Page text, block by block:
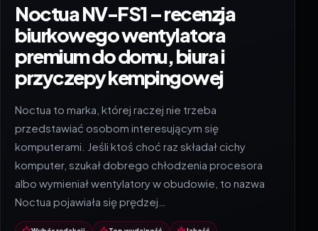
Noctua NV-FS1 – recenzja
biurkowego wentylatora
premium do domu, biura i
przyczepy kempingowej
Noctua to marka, której raczej nie trzeba
przedstawiać osobom interesującym się
komputerami. Jeśli ktoś choć raz składał cichy
komputer, szukał dobrego chłodzenia procesora
albo wymieniał wentylatory w obudowie, to nazwa
Noctua pojawiała się prędzej…